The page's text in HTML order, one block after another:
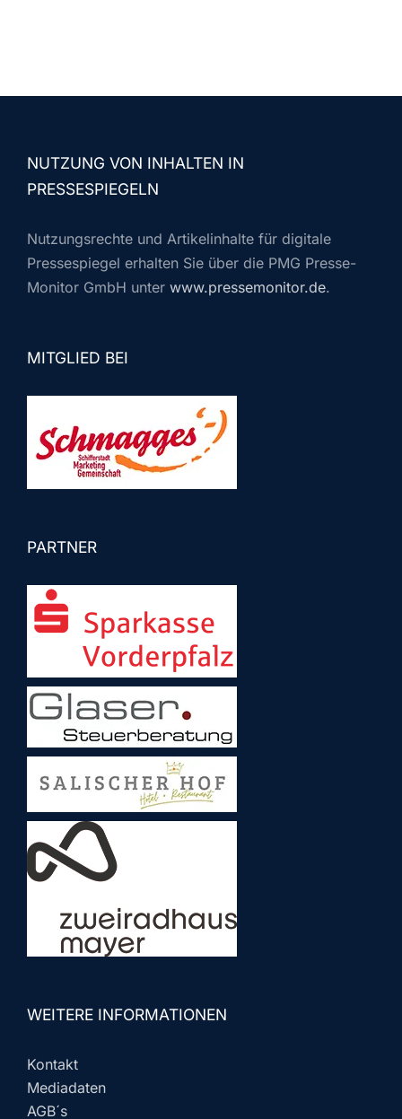
NUTZUNG VON INHALTEN IN
PRESSESPIEGELN
Nutzungsrechte und Artikelinhalte für digitale
Pressespiegel erhalten Sie über die PMG Presse-
Monitor GmbH unter www.pressemonitor.de.
MITGLIED BEI
PARTNER
WEITERE INFORMATIONEN
Kontakt
Mediadaten
AGB´s